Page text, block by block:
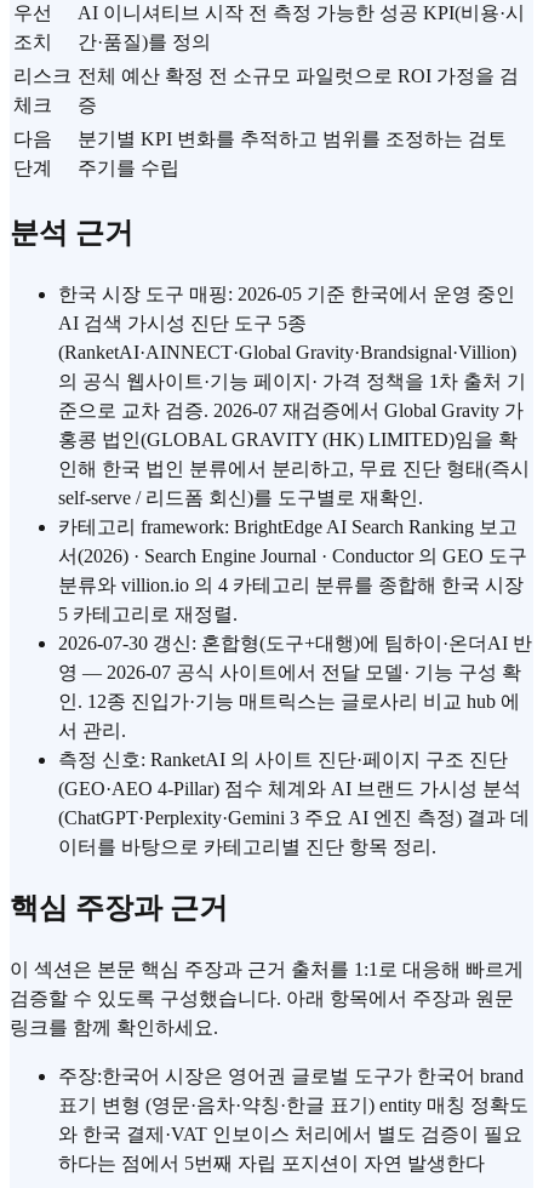
우선
조치
AI 이니셔티브 시작 전 측정 가능한 성공 KPI(비용·시
간·품질)를 정의
리스크
체크
전체 예산 확정 전 소규모 파일럿으로 ROI 가정을 검
증
다음
단계
분기별 KPI 변화를 추적하고 범위를 조정하는 검토
주기를 수립
분석 근거
한국 시장 도구 매핑: 2026-05 기준 한국에서 운영 중인
AI 검색 가시성 진단 도구 5종
(RanketAI·AINNECT·Global Gravity·Brandsignal·Villion)
의 공식 웹사이트·기능 페이지· 가격 정책을 1차 출처 기
준으로 교차 검증. 2026-07 재검증에서 Global Gravity 가
홍콩 법인(GLOBAL GRAVITY (HK) LIMITED)임을 확
인해 한국 법인 분류에서 분리하고, 무료 진단 형태(즉시
self-serve / 리드폼 회신)를 도구별로 재확인.
카테고리 framework: BrightEdge AI Search Ranking 보고
서(2026) · Search Engine Journal · Conductor 의 GEO 도구
분류와 villion.io 의 4 카테고리 분류를 종합해 한국 시장
5 카테고리로 재정렬.
2026-07-30 갱신: 혼합형(도구+대행)에 팀하이·온더AI 반
영 — 2026-07 공식 사이트에서 전달 모델· 기능 구성 확
인. 12종 진입가·기능 매트릭스는 글로사리 비교 hub 에
서 관리.
측정 신호: RanketAI 의 사이트 진단·페이지 구조 진단
(GEO·AEO 4-Pillar) 점수 체계와 AI 브랜드 가시성 분석
(ChatGPT·Perplexity·Gemini 3 주요 AI 엔진 측정) 결과 데
이터를 바탕으로 카테고리별 진단 항목 정리.
핵심 주장과 근거
이 섹션은 본문 핵심 주장과 근거 출처를 1:1로 대응해 빠르게
검증할 수 있도록 구성했습니다. 아래 항목에서 주장과 원문
링크를 함께 확인하세요.
주장:한국어 시장은 영어권 글로벌 도구가 한국어 brand
표기 변형 (영문·음차·약칭·한글 표기) entity 매칭 정확도
와 한국 결제·VAT 인보이스 처리에서 별도 검증이 필요
하다는 점에서 5번째 자립 포지션이 자연 발생한다